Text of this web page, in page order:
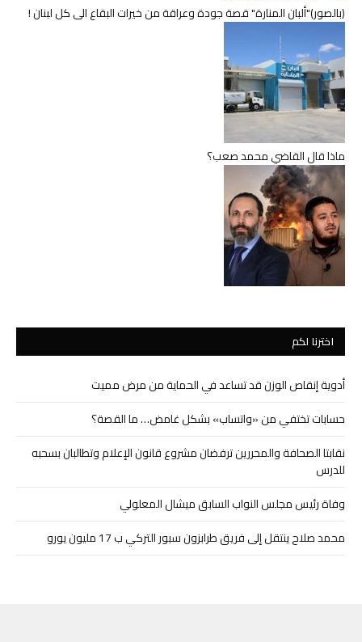
(بالصور)"ألبان المنارة" قصة جودة وعراقة من خيرات البقاع الى كل لبنان !
ماذا قال القاضي محمد صعب؟
اخترنا لكم
أدوية إنقاص الوزن قد تساعد في الحماية من مرض مميت
حسابات تختفي من «واتساب» بشكل غامض… ما القصة؟
نقابتا الصحافة والمحررين ترفضان مشروع قانون الإعلام وتطالبان بسحبه
للدرس
وفاة رئيس مجلس النواب السابق ميشال المعلولي
محمد صلاح ينتقل إلى فريق طرابزون سبور التركي ب 17 مليون يورو